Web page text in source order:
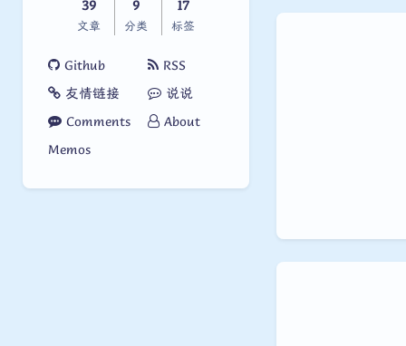
39
文章
9
分类
17
标签
Github
RSS
友情链接
说说
Comments
About
Memos